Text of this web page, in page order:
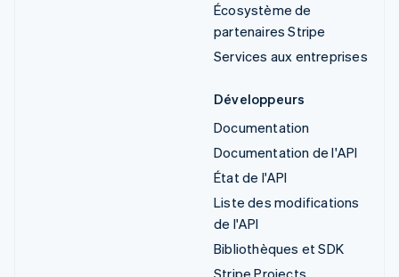
Écosystème de
partenaires Stripe
Services aux entreprises
Développeurs
Documentation
Documentation de l'API
État de l'API
Liste des modifications
de l'API
Bibliothèques et SDK